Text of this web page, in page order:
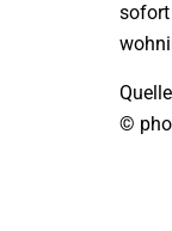
sofort
©